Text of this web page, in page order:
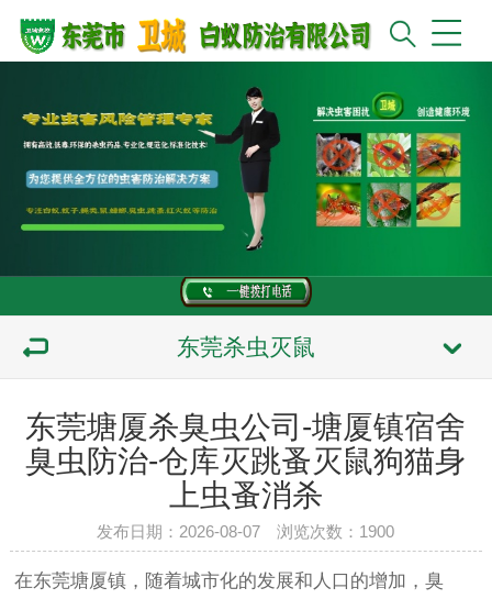
东莞杀虫灭鼠
东莞塘厦杀臭虫公司-塘厦镇宿舍
臭虫防治-仓库灭跳蚤灭鼠狗猫身
上虫蚤消杀
发布日期：2026-08-07 浏览次数： 1900
在东莞塘厦镇，随着城市化的发展和人口的增加，臭